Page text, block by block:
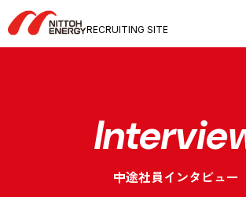
RECRUITING SITE
中途社員インタビュー